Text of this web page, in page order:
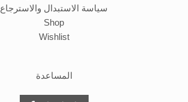
سياسة الاستبدال والاسترجاع
Shop
Wishlist
المساعدة